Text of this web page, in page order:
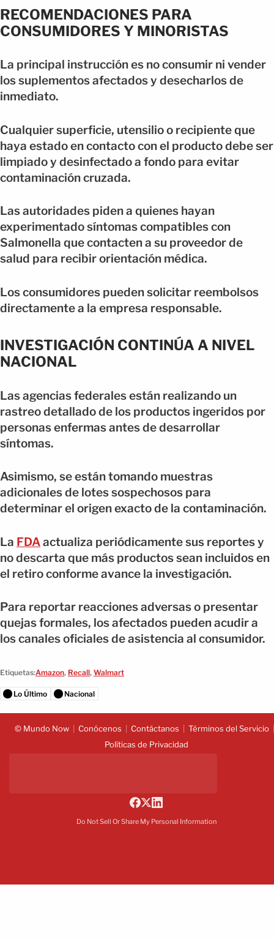
RECOMENDACIONES PARA
CONSUMIDORES Y MINORISTAS
La principal instrucción es no consumir ni vender
los suplementos afectados y desecharlos de
inmediato.
Cualquier superficie, utensilio o recipiente que
haya estado en contacto con el producto debe ser
limpiado y desinfectado a fondo para evitar
contaminación cruzada.
Las autoridades piden a quienes hayan
experimentado síntomas compatibles con
Salmonella que contacten a su proveedor de
salud para recibir orientación médica.
Los consumidores pueden solicitar reembolsos
directamente a la empresa responsable.
INVESTIGACIÓN CONTINÚA A NIVEL
NACIONAL
Las agencias federales están realizando un
rastreo detallado de los productos ingeridos por
personas enfermas antes de desarrollar
síntomas.
Asimismo, se están tomando muestras
adicionales de lotes sospechosos para
determinar el origen exacto de la contaminación.
La FDAactualiza periódicamente sus reportes y
no descarta que más productos sean incluidos en
el retiro conforme avance la investigación.
Para reportar reacciones adversas o presentar
quejas formales, los afectados pueden acudir a
los canales oficiales de asistencia al consumidor.
Etiquetas:Amazon, Recall, Walmart
Lo Último Nacional
© Mundo Now Conócenos Contáctanos
Términos del Servicio
Políticas de Privacidad
Do Not Sell Or Share My Personal Information